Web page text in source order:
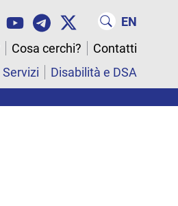
EN
Cosa cerchi?
Contatti
Servizi Disabilità e DSA